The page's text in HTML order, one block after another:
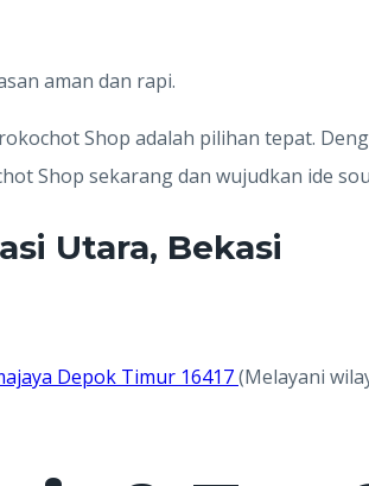
aman dan rapi.
Shop adalah pilihan tepat.
Shop sekarang dan wujudkan ide
Utara, Bekasi
Depok Timur 16417(Melayani